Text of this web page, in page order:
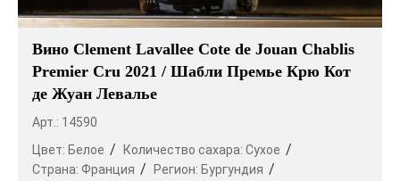
Вино Clement Lavallee Cote de Jouan Chablis
Premier Cru 2021 / Шабли Премье Крю Кот
де Жуан Левалье
Арт.: 14590
Цвет: Белое Количество сахара: Сухое
Страна: Франция Регион: Бургундия